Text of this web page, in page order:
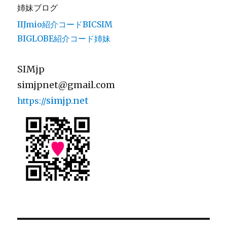
姉妹ブログ
IIJmio紹介コードBICSIM
BIGLOBE紹介コード姉妹
SIMjp
simjpnet@gmail.com
https://simjp.net